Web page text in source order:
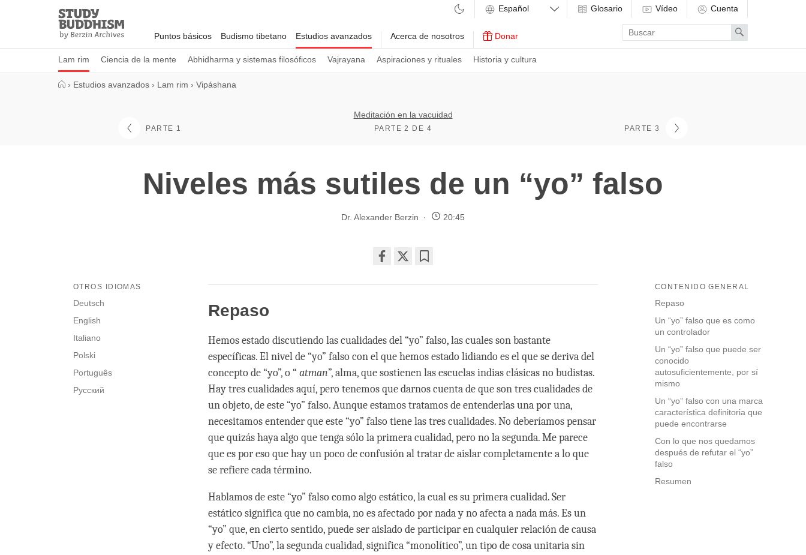
Study
Buddhism
Home
Puntos básicos Budismo tibetano Estudios avanzados
Lam rim Ciencia de la mente Abhidharma y sistemas filosóficos Vajrayana Aspiraciones y rituales Historia y cultura
Acerca de nosotros Donar
Glosario Vídeo Cuenta
Enter
search
term
Search
› Estudios avanzados › Lam rim › Vipáshana
PARTE 1
Meditación en la vacuidad
PARTE 2 DE 4 PARTE 3
Niveles más sutiles de un “yo” falso
Dr. Alexander Berzin 20:45
on
CONTENIDO GENERAL
Repaso
Un “yo” falso que es como
un controlador
Un “yo” falso que puede ser
conocido
autosuficientemente, por sí
mismo
Un “yo” falso con una marca
característica definitoria que
puede encontrarse
Con lo que nos quedamos
después de refutar el “yo”
falso
Resumen
OTROS IDIOMAS
Deutsch
English
Italiano
Polski
Português
Русский
Repaso
Hemos estado discutiendo las cualidades del “yo” falso, las cuales son bastante
específicas. El nivel de “yo” falso con el que hemos estado lidiando es el que se deriva del
concepto de “yo”, o “ atman”, alma, que sostienen las escuelas indias clásicas no budistas.
Hay tres cualidades aquí, pero tenemos que darnos cuenta de que son tres cualidades de
un objeto, de este “yo” falso. Aunque estamos tratamos de entenderlas una por una,
necesitamos entender que este “yo” falso tiene las tres cualidades. No deberíamos pensar
que quizás haya algo que tenga sólo la primera cualidad, pero no la segunda. Me parece
que es por eso que hay un poco de confusión al tratar de aislar completamente a lo que
se refiere cada término.
Hablamos de este “yo” falso como algo estático, la cual es su primera cualidad. Ser
estático significa que no cambia, no es afectado por nada y no afecta a nada más. Es un
“yo” que, en cierto sentido, puede ser aislado de participar en cualquier relación de causa
y efecto. “Uno”, la segunda cualidad, significa “monolítico”, un tipo de cosa unitaria sin